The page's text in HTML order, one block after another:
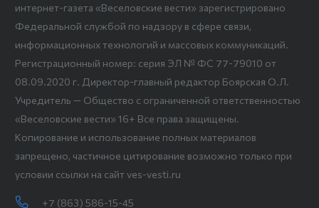
интернет-газета «Веселовские вести» зарегистрировано
Федеральной службой по надзору в сфере связи,
информационных технологий и массовых коммуникаций.
Регистрационный номер: серия ЭЛ № ФС 77-79010 от
08.09.2020 г. Директор-главный редактор Боярская О.Л.
Учредитель — Общество с ограниченной ответственностью
«Веселовские вести» 16+ Все права защищены.
Копирование и использование полных материалов
запрещено, частичное цитирование возможно только при
условии ссылки на сайт ves-vesti.ru
+7 (863) 586-15-45